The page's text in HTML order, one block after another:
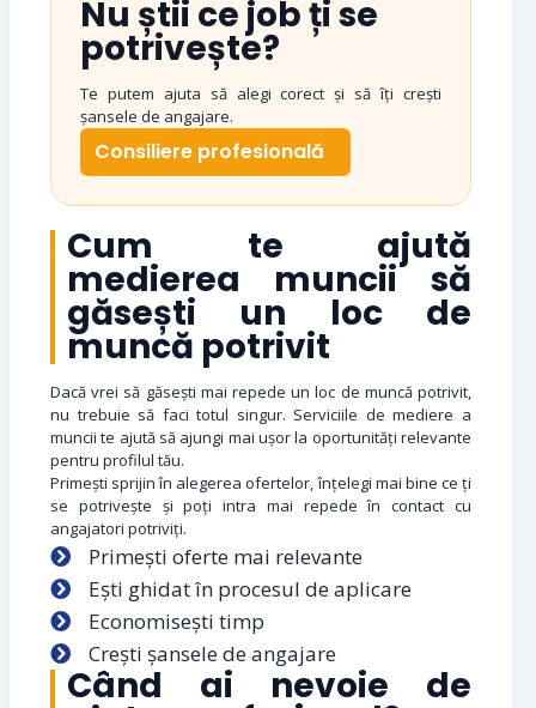
Nu știi ce job ți se
potrivește?
Te putem ajuta să alegi corect și să îți crești
șansele de angajare.
Consiliere profesională
Cum te ajută
medierea muncii să
găsești un loc de
muncă potrivit
Dacă vrei să găsești mai repede un loc de muncă potrivit,
nu trebuie să faci totul singur. Serviciile de mediere a
muncii te ajută să ajungi mai ușor la oportunități relevante
pentru profilul tău.
Primești sprijin în alegerea ofertelor, înțelegi mai bine ce ți
se potrivește și poți intra mai repede în contact cu
angajatori potriviți.
Primești oferte mai relevante
Ești ghidat în procesul de aplicare
Economisești timp
Crești șansele de angajare
Când ai nevoie de